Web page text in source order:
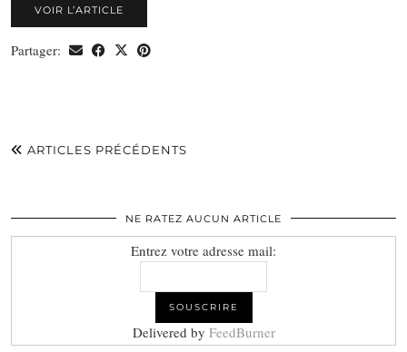
VOIR L’ARTICLE
Partager:
ARTICLES PRÉCÉDENTS
NE RATEZ AUCUN ARTICLE
Entrez votre adresse mail:
Delivered by FeedBurner